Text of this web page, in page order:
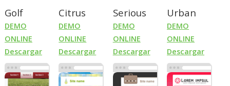
Golf
DEMO
ONLINE
Descargar
Citrus
DEMO
ONLINE
Descargar
Serious
DEMO
ONLINE
Descargar
Urban
DEMO
ONLINE
Descargar